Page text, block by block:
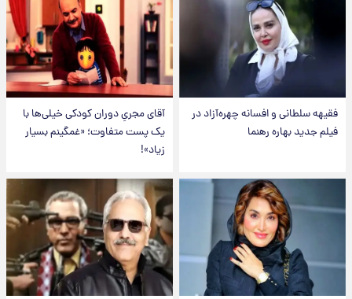
فقیهه سلطانی و افسانه چهره‌آزاد در
فیلم جدید بهاره رهنما
آقای مجریِ دوران کودکی خیلی‌ها با
یک پست متفاوت؛ «غمگینم بسیار
زیاد»!